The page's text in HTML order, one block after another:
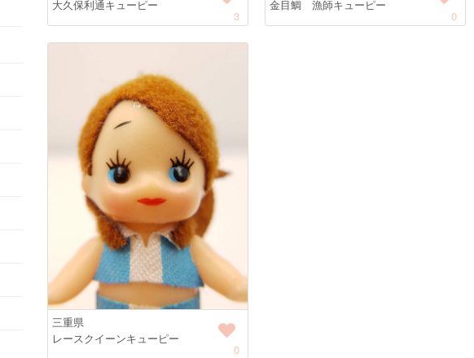
大久保利通キューピー
3
金目鯛 漁師キューピー
0
三重県
レースクイーンキューピー
0